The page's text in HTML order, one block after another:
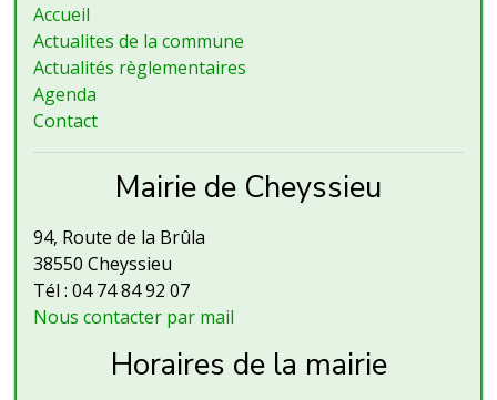
Accueil
Actualites de la commune
Actualités règlementaires
Agenda
Contact
Mairie de Cheyssieu
94, Route de la Brûla
38550 Cheyssieu
Tél : 04 74 84 92 07
Nous contacter par mail
Horaires de la mairie